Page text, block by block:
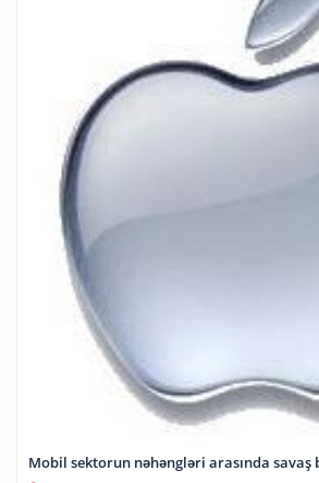
Mobil sektorun nəhəngləri arasında savaş